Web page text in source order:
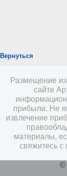
Вернуться
Размещение
сайте
прибыли. Не
извлечение
материалы,
свяжитесь с
©